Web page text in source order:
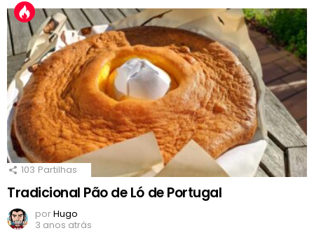
103 Partilhas
Tradicional Pão de Ló de Portugal
porHugo
3 anos atrás